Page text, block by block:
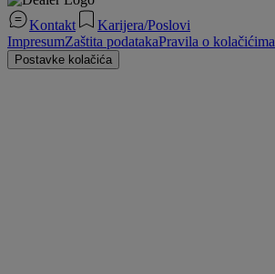
Kontakt
Karijera/Poslovi
ImpresumZaštita podatakaPravila o kolačićima
Postavke kolačića